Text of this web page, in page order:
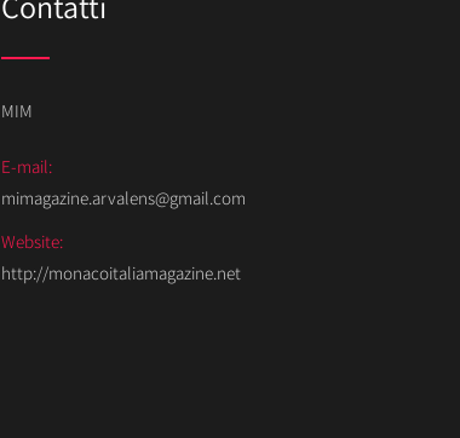
MIM
E-mail:
mimagazine.arvalens@gmail.com
Website:
http://monacoitaliamagazine.net